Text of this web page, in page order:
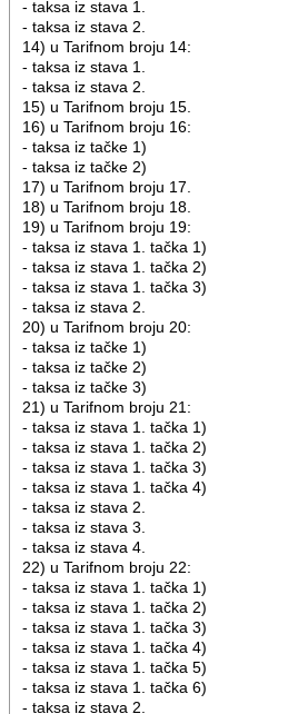
- taksa iz stava 1.
- taksa iz stava 2.
14) u Tarifnom broju 14:
- taksa iz stava 1.
- taksa iz stava 2.
15) u Tarifnom broju 15.
16) u Tarifnom broju 16:
- taksa iz tačke 1)
- taksa iz tačke 2)
17) u Tarifnom broju 17.
18) u Tarifnom broju 18.
19) u Tarifnom broju 19:
- taksa iz stava 1. tačka 1)
- taksa iz stava 1. tačka 2)
- taksa iz stava 1. tačka 3)
- taksa iz stava 2.
20) u Tarifnom broju 20:
- taksa iz tačke 1)
- taksa iz tačke 2)
- taksa iz tačke 3)
21) u Tarifnom broju 21:
- taksa iz stava 1. tačka 1)
- taksa iz stava 1. tačka 2)
- taksa iz stava 1. tačka 3)
- taksa iz stava 1. tačka 4)
- taksa iz stava 2.
- taksa iz stava 3.
- taksa iz stava 4.
22) u Tarifnom broju 22:
- taksa iz stava 1. tačka 1)
- taksa iz stava 1. tačka 2)
- taksa iz stava 1. tačka 3)
- taksa iz stava 1. tačka 4)
- taksa iz stava 1. tačka 5)
- taksa iz stava 1. tačka 6)
- taksa iz stava 2.